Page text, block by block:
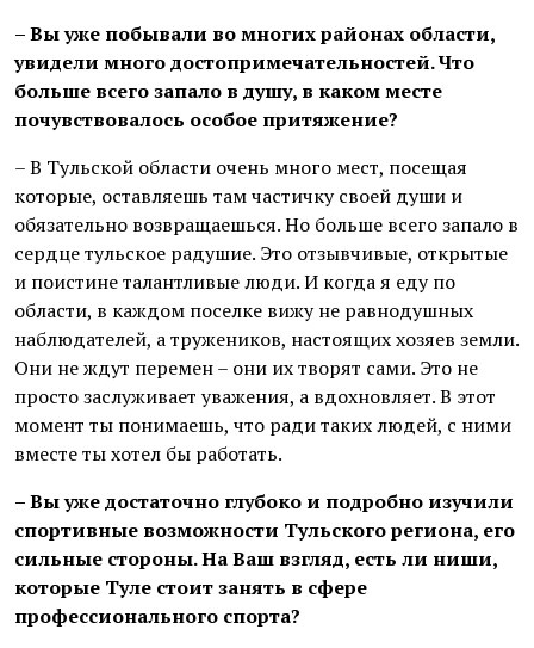
– Вы уже побывали во многих районах области,
увидели много достопримечательностей. Что
больше всего запало в душу, в каком месте
почувствовалось особое притяжение?
– В Тульской области очень много мест, посещая
которые, оставляешь там частичку своей души и
обязательно возвращаешься. Но больше всего запало в
сердце тульское радушие. Это отзывчивые, открытые
и поистине талантливые люди. И когда я еду по
области, в каждом поселке вижу не равнодушных
наблюдателей, а тружеников, настоящих хозяев земли.
Они не ждут перемен – они их творят сами. Это не
просто заслуживает уважения, а вдохновляет. В этот
момент ты понимаешь, что ради таких людей, с ними
вместе ты хотел бы работать.
– Вы уже достаточно глубоко и подробно изучили
спортивные возможности Тульского региона, его
сильные стороны. На Ваш взгляд, есть ли ниши,
которые Туле стоит занять в сфере
профессионального спорта?